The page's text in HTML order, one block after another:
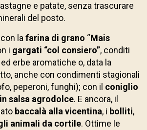
e patate, senza trascurare
del posto.
la farina di grano “Mais
i gargati “col consiero”, conditi
erbe aromatiche o, data la
anche con condimenti stagionali
peperoni, funghi); con il coniglio
salsa agrodolce. E ancora, il
baccalà alla vicentina, i bolliti,
animali da cortile. Ottime le